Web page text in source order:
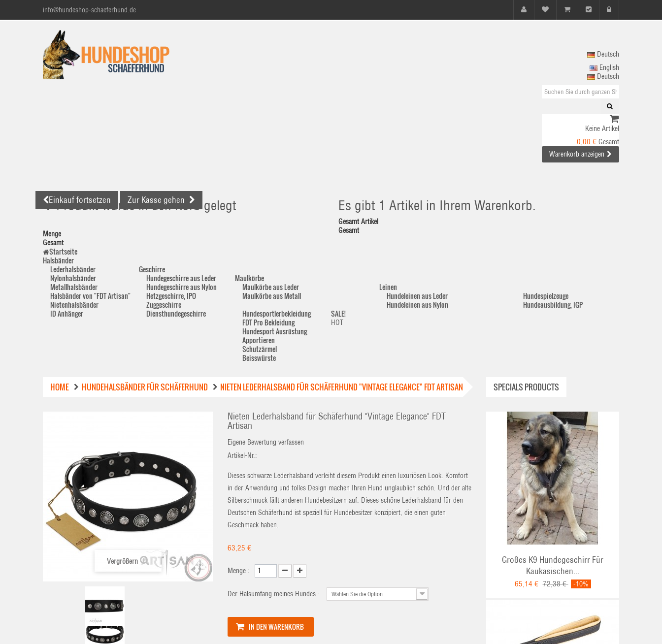
info@hundeshop-schaeferhund.de
Deutsch
English
Deutsch
Keine Artikel
0,00 € Gesamt
Warenkorb anzeigen
Produkt wurde in den Korb gelegt
Menge
Gesamt
Es gibt 1 Artikel in Ihrem Warenkorb.
Gesamt Artikel
Gesamt
Einkauf fortsetzen Zur Kasse gehen
Startseite
Halsbänder
Lederhalsbänder
Nylonhalsbänder
Metallhalsbänder
Halsbänder von "FDT Artisan"
Nietenhalsbänder
ID Anhänger
Geschirre
Hundegeschirre aus Leder
Hundegeschirre aus Nylon
Hetzgeschirre, IPO
Zuggeschirre
Diensthundegeschirre
Maulkörbe
Maulkörbe aus Leder
Maulkörbe aus Metall
Leinen
Hundeleinen aus Leder
Hundeleinen aus Nylon
Hundespielzeuge
Hundeausbildung, IGP
Hundesportlerbekleidung
FDT Pro Bekleidung
Hundesport Ausrüstung
Apportieren
Schutzärmel
Beisswürste
SALE!
HOT
HOME HUNDEHALSBÄNDER FÜR SCHÄFERHUND NIETEN LEDERHALSBAND FÜR SCHÄFERHUND "VINTAGE ELEGANCE" FDT ARTISAN
Vergrößern
Nieten Lederhalsband für Schäferhund "Vintage Elegance" FDT
Artisan
Eigene Bewertung verfassen
Artikel-Nr.:
Dieses schwarze Lederhalsband verleiht diesem Produkt einen luxuriösen Look. Komfort
in der Anwendung und tolles Design machen Ihren Hund unglaublich schön. Und der alte
Silberschmuck fällt anderen Hundebesitzern auf. Dieses schöne Lederhalsband für den
Deutschen Schäferhund ist speziell für Hundebesitzer konzipiert, die einen guten
Geschmack haben.
63,25 €
Menge :
Der Halsumfang meines Hundes : Wählen Sie die Option
IN DEN WARENKORB
SPECIALS PRODUCTS
Großes K9 Hundegeschirr Für
Kaukasischen...
65,14 € 72,38 € -10%